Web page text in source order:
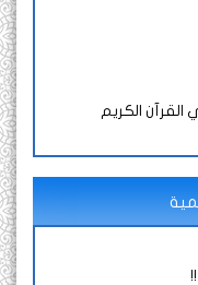
القرآن الكريم